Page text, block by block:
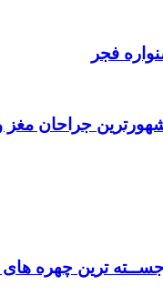
فجر
جراحان
ترین چهره های